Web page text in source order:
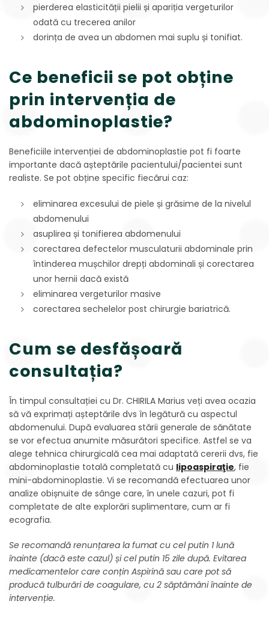
pierderea elasticității pielii și apariția vergeturilor
odată cu trecerea anilor
dorința de avea un abdomen mai suplu și tonifiat.
Ce beneficii se pot obține
prin intervenția de
abdominoplastie?
Beneficiile intervenției de abdominoplastie pot fi foarte
importante dacă așteptările pacientului/pacientei sunt
realiste. Se pot obține specific fiecărui caz:
eliminarea excesului de piele și grăsime de la nivelul
abdomenului
asuplirea și tonifierea abdomenului
corectarea defectelor musculaturii abdominale prin
întinderea mușchilor drepți abdominali și corectarea
unor hernii dacă există
eliminarea vergeturilor masive
corectarea sechelelor post chirurgie bariatrică.
Cum se desfășoară
consultația?
În timpul consultației cu Dr. CHIRILA Marius veți avea ocazia
să vă exprimați așteptările dvs în legătură cu aspectul
abdomenului. După evaluarea stării generale de sănătate
se vor efectua anumite măsurători specifice. Astfel se va
alege tehnica chirurgicală cea mai adaptată cererii dvs, fie
abdominoplastie totală completată cu lipoaspiraţie, fie
mini-abdominoplastie. Vi se recomandă efectuarea unor
analize obișnuite de sânge care, în unele cazuri, pot fi
completate de alte explorări suplimentare, cum ar fi
ecografia.
Se recomandă renunțarea la fumat cu cel putin 1 lună
înainte (dacă este cazul) și cel putin 15 zile după. Evitarea
medicamentelor care conțin Aspirină sau care pot să
producă tulburări de coagulare, cu 2 săptămâni înainte de
intervenție.